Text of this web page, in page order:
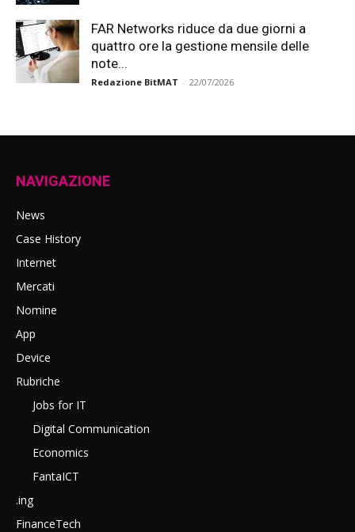
FAR Networks riduce da due giorni a
quattro ore la gestione mensile delle
note...
Redazione BitMAT - 22/07/2026
NAVIGAZIONE
News
Case History
Internet
Mercati
Nomine
App
Device
Rubriche
Jobs for IT
Digital Communication
Economics
FantaICT
.ing
FinanceTech